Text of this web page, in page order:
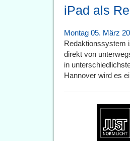
iPad als
Montag 05. März
Redaktionssystem
direkt von
in
Hannover wird es